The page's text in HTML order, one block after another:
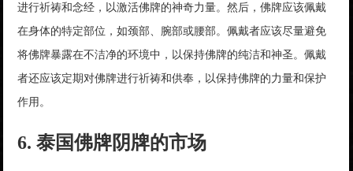
进行祈祷和念经，以激活佛牌的神奇力量。然后，佛牌应该佩戴
在身体的特定部位，如颈部、腕部或腰部。佩戴者应该尽量避免
将佛牌暴露在不洁净的环境中，以保持佛牌的纯洁和神圣。佩戴
者还应该定期对佛牌进行祈祷和供奉，以保持佛牌的力量和保护
作用。
6. 泰国佛牌阴牌的市场